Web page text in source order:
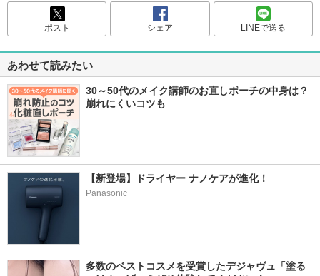
ポスト シェア LINEで送る
あわせて読みたい
30～50代のメイク講師のお直しポーチの中身は？
崩れにくいコツも
【新登場】ドライヤー ナノケアが進化！
Panasonic
多数のベストコスメを受賞したデジャヴュ「塗る